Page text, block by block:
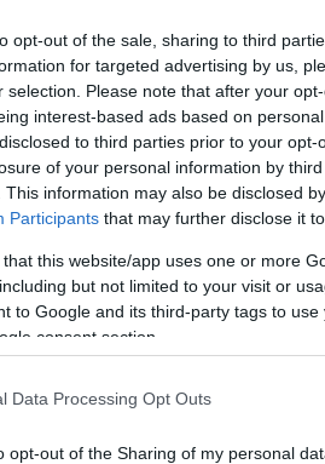
opt-out of the sale, sharing to third
for targeted advertising by us,
selection. Please note that after your
interest-based ads based on
to third parties prior to your
of your personal information by
This information may also be disclosed
Participants that may further disclose it
that this website/app uses one or more
but not limited to your visit or
to Google and its third-party tags to
consent section.
Data Processing Opt Outs
opt-out of the Sharing of my personal